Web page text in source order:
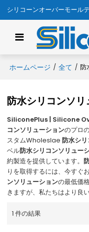
シリコーンオーバーモール
ホームページ / 全て / 防
防水シリコンソ
SiliconePlus | Silicone
コンソリューションのプロ
スタムWholeslae 防水シ
ベル防水シリコンソリュー
約製造を提供しています。
りを取得するには、今すぐ
ンソリューションの最低価
きますが、私たちはより良
1 件の結果